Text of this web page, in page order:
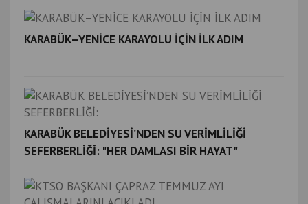
KARABÜK–YENİCE KARAYOLU İÇİN İLK ADIM
KARABÜK BELEDİYESİ’NDEN SU VERİMLİLİĞİ
SEFERBERLİĞİ: "HER DAMLASI BİR HAYAT"